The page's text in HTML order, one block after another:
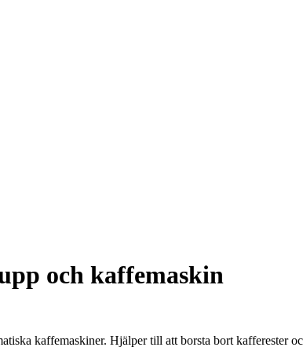
och kaffemaskin
kaffemaskiner. Hjälper till att borsta bort kafferester